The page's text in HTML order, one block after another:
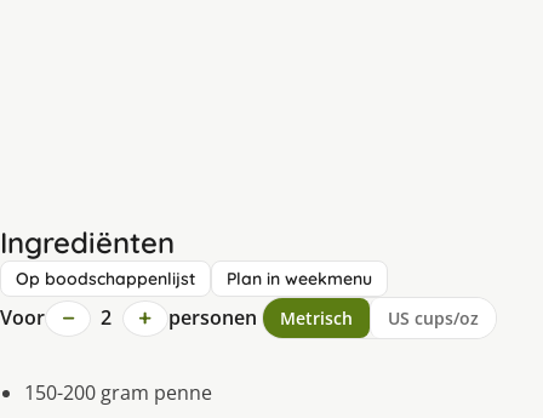
Ingrediënten
Op boodschappenlijst Plan in weekmenu
Voor − 2 + personen Metrisch US cups/oz
150-200 gram penne